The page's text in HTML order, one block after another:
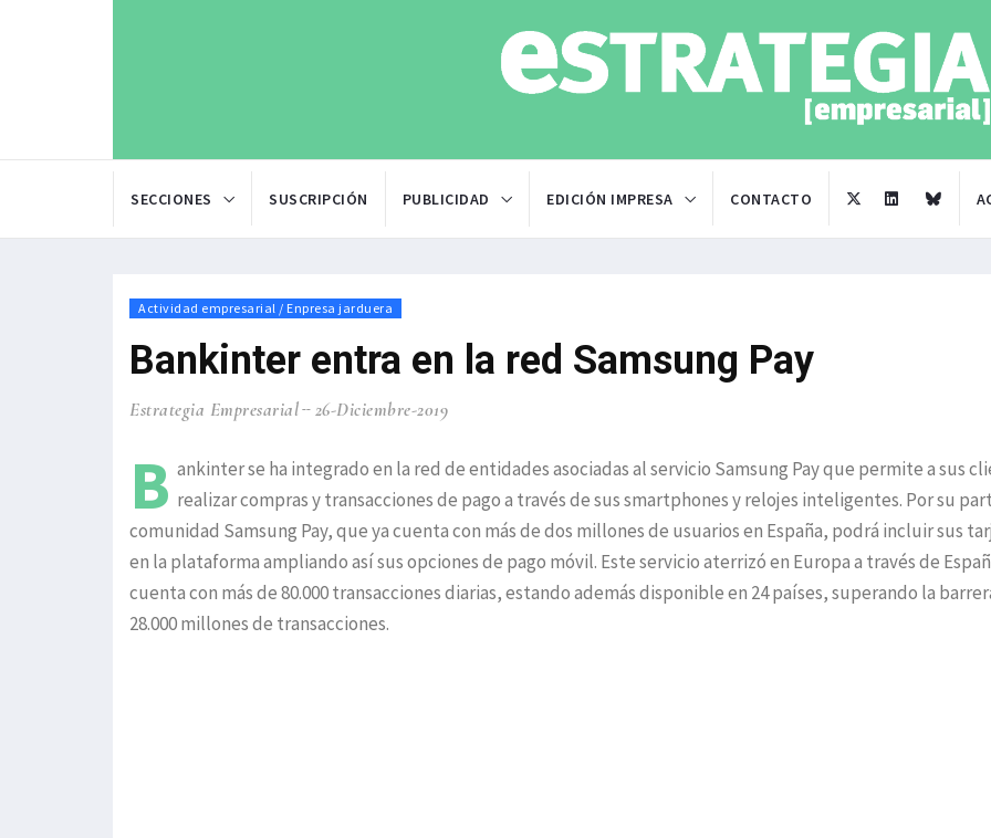
SECCIONES SUSCRIPCIÓN PUBLICIDAD EDICIÓN IMPRESA CONTACTO
Actividad empresarial / Enpresa jarduera
Bankinter entra en la red Samsung Pay
Estrategia Empresarial 26-Diciembre-2019
B ankinter se ha integrado en la red de entidades asociadas al servicio Samsung Pay que permite a sus
realizar compras y transacciones de pago a través de sus smartphones y relojes inteligentes. Por su
comunidad Samsung Pay, que ya cuenta con más de dos millones de usuarios en España, podrá incluir sus
en la plataforma ampliando así sus opciones de pago móvil. Este servicio aterrizó en Europa a través de
cuenta con más de 80.000 transacciones diarias, estando además disponible en 24 países, superando la
28.000 millones de transacciones.